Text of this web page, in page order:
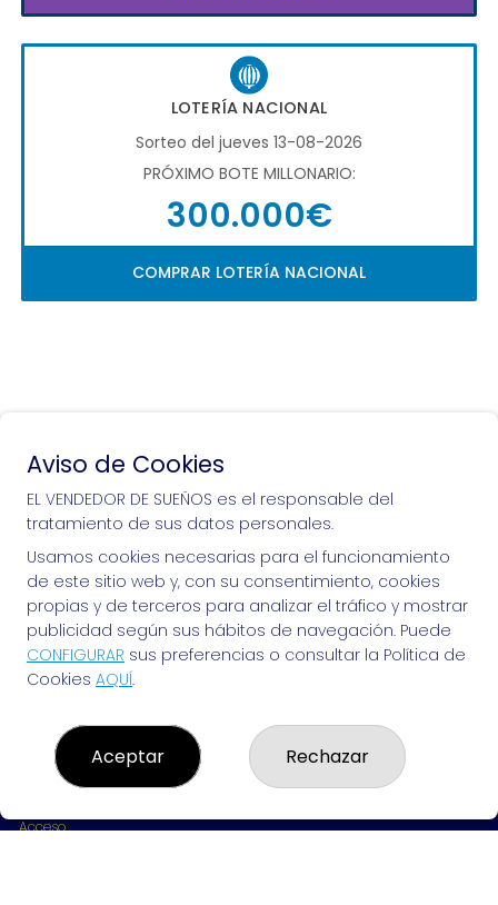
LOTERÍA NACIONAL
Sorteo del jueves 13-08-2026
PRÓXIMO BOTE MILLONARIO:
300.000€
COMPRAR LOTERÍA NACIONAL
Si puedes soñarlo, puedes hacerlo, ¡mucha
suerte!
EL VENDEDOR DE SUEÑOS
¿Quiénes somos?
Resultados
Contacto
Empresas
Acceso
Aviso de Cookies
EL VENDEDOR DE SUEÑOS es el responsable del
tratamiento de sus datos personales.
Usamos cookies necesarias para el funcionamiento
de este sitio web y, con su consentimiento, cookies
propias y de terceros para analizar el tráfico y mostrar
publicidad según sus hábitos de navegación. Puede
CONFIGURAR sus preferencias o consultar la Política de
Cookies AQUÍ.
Aceptar Rechazar